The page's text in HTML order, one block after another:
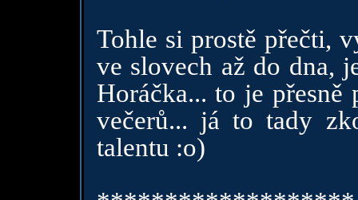
Tohle si prostě přečti,
ve slovech až do dna,
Horáčka... to je
večerů... já to tady
talentu :o)